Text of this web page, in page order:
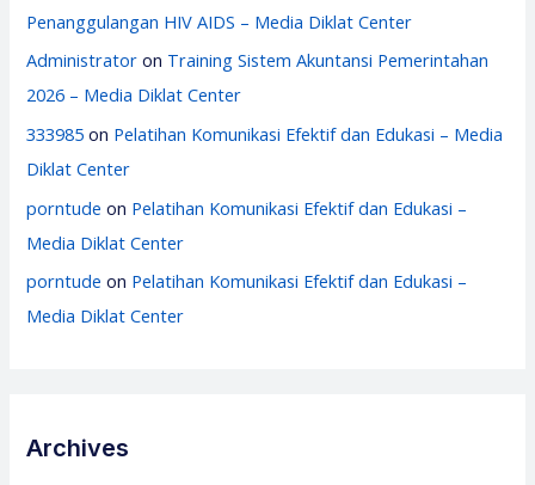
Penanggulangan HIV AIDS – Media Diklat Center
Administrator on Training Sistem Akuntansi Pemerintahan
2026 – Media Diklat Center
333985 on Pelatihan Komunikasi Efektif dan Edukasi – Media
Diklat Center
porntude on Pelatihan Komunikasi Efektif dan Edukasi –
Media Diklat Center
porntude on Pelatihan Komunikasi Efektif dan Edukasi –
Media Diklat Center
Archives